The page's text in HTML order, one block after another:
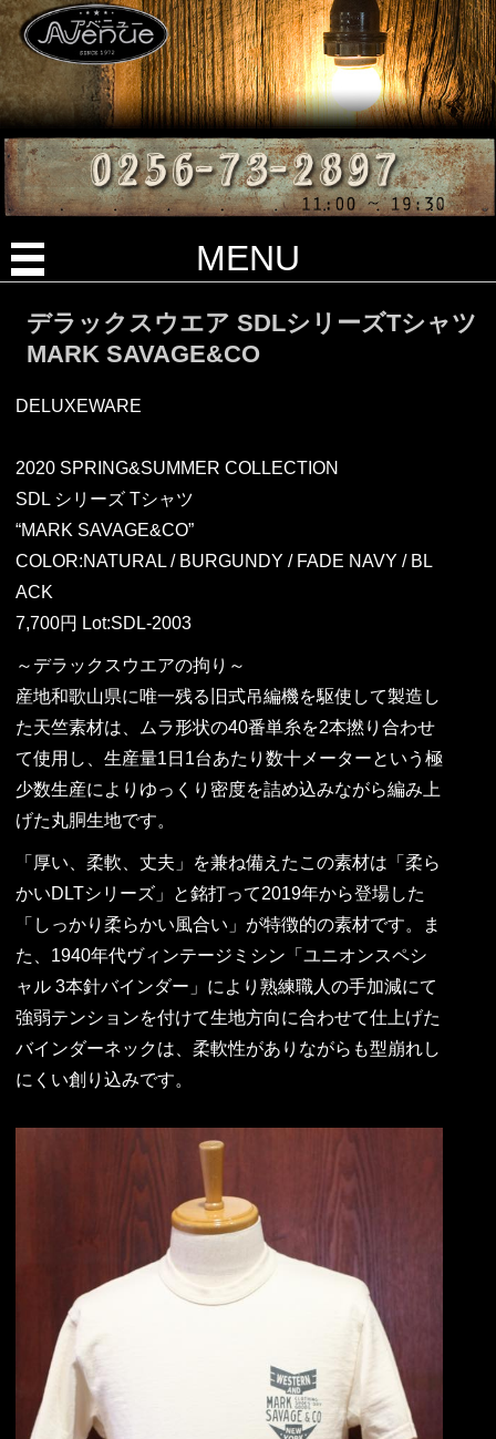
MENU
デラックスウエア SDLシリーズTシャツ
MARK SAVAGE&CO
DELUXEWARE
2020 SPRING&SUMMER COLLECTION
SDL シリーズ Tシャツ
“MARK SAVAGE&CO”
COLOR:NATURAL / BURGUNDY / FADE NAVY / BL
ACK
7,700円 Lot:SDL-2003
～デラックスウエアの拘り～
産地和歌山県に唯一残る旧式吊編機を駆使して製造し
た天竺素材は、ムラ形状の40番単糸を2本撚り合わせ
て使用し、生産量1日1台あたり数十メーターという極
少数生産によりゆっくり密度を詰め込みながら編み上
げた丸胴生地です。
「厚い、柔軟、丈夫」を兼ね備えたこの素材は「柔ら
かいDLTシリーズ」と銘打って2019年から登場した
「しっかり柔らかい風合い」が特徴的の素材です。ま
た、1940年代ヴィンテージミシン「ユニオンスペシ
ャル 3本針バインダー」により熟練職人の手加減にて
強弱テンションを付けて生地方向に合わせて仕上げた
バインダーネックは、柔軟性がありながらも型崩れし
にくい創り込みです。